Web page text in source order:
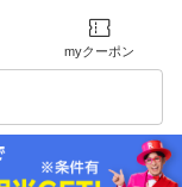
myクーポン